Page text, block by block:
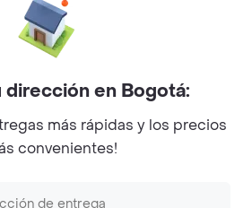
de Restaurantes
países
dirección en Bogotá:
más rápidas y los precios
convenientes!